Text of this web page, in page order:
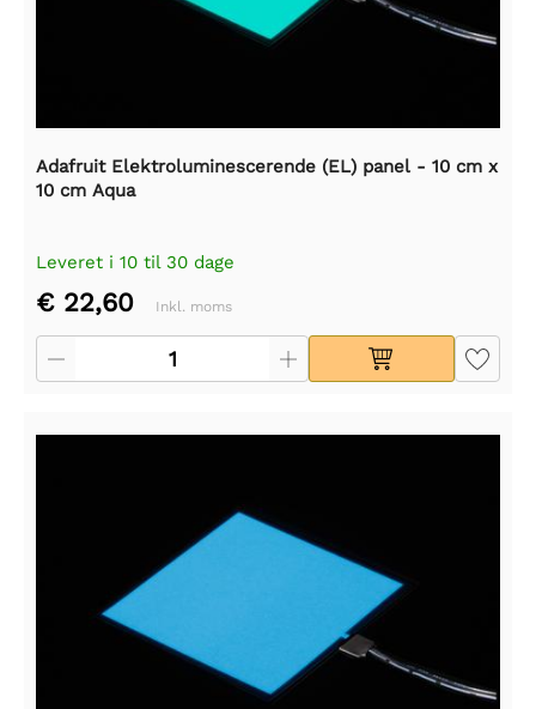
Adafruit Elektroluminescerende (EL) panel - 10 cm x
10 cm Aqua
Leveret i 10 til 30 dage
€ 22,60 Inkl. moms